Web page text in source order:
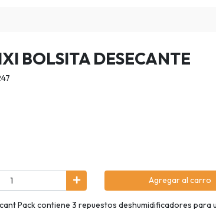
BOLSITA DESECANTE
Agregar al carro
Pack contiene 3 repuestos deshumidificadores para